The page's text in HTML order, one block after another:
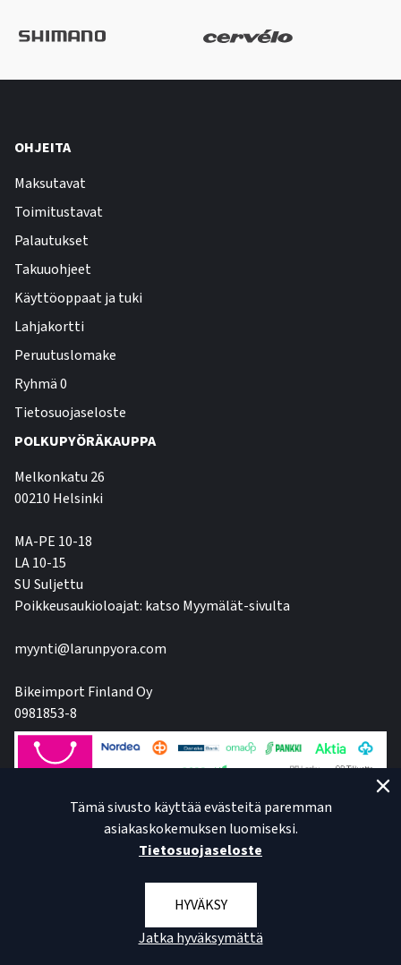
OHJEITA
Maksutavat
Toimitustavat
Palautukset
Takuuohjeet
Käyttöoppaat ja tuki
Lahjakortti
Peruutuslomake
Ryhmä 0
Tietosuojaseloste
POLKUPYÖRÄKAUPPA
Melkonkatu 26
00210 Helsinki
MA-PE 10-18
LA 10-15
SU Suljettu
Poikkeusaukioloajat: katso Myymälät-sivulta
myynti@larunpyora.com
Bikeimport Finland Oy
0981853-8
Tämä sivusto käyttää evästeitä paremman
asiakaskokemuksen luomiseksi.
Tietosuojaseloste
HYVÄKSY
Jatka hyväksymättä